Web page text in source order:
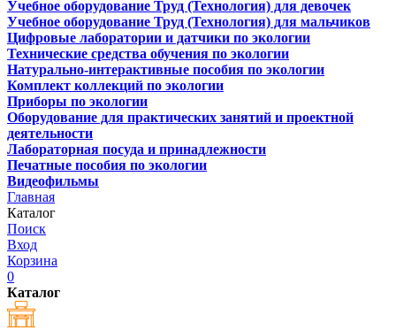
Учебное оборудование Труд (Технология) для девочек
Учебное оборудование Труд (Технология) для мальчиков
Цифровые лаборатории и датчики по экологии
Технические средства обучения по экологии
Натурально-интерактивные пособия по экологии
Комплект коллекций по экологии
Приборы по экологии
Оборудование для практических занятий и проектной
деятельности
Лабораторная посуда и принадлежности
Печатные пособия по экологии
Видеофильмы
Главная
Каталог
Поиск
Вход
Корзина
0
Каталог